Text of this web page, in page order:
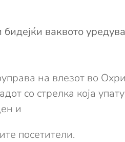
ваквото
на влезот во
со стрелка која
и
посетители.